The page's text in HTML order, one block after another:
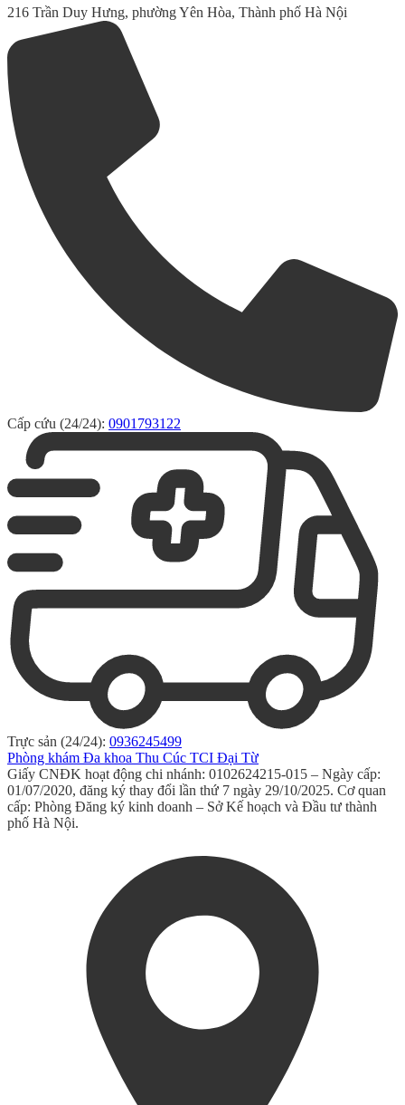
216 Trần Duy Hưng, phường Yên Hòa, Thành phố Hà Nội
Cấp cứu (24/24): 0901793122
Trực sản (24/24): 0936245499
Phòng khám Đa khoa Thu Cúc TCI Đại Từ
Giấy CNĐK hoạt động chi nhánh: 0102624215-015 – Ngày cấp:
01/07/2020, đăng ký thay đổi lần thứ 7 ngày 29/10/2025. Cơ quan
cấp: Phòng Đăng ký kinh doanh – Sở Kế hoạch và Đầu tư thành
phố Hà Nội.